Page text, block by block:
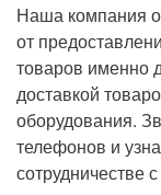
Наша компания
от
товаров именно
доставкой
оборудования.
телефонов и
сотрудничестве